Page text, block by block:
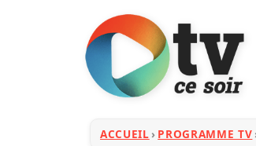
ACCUEIL PROGRAMME TV